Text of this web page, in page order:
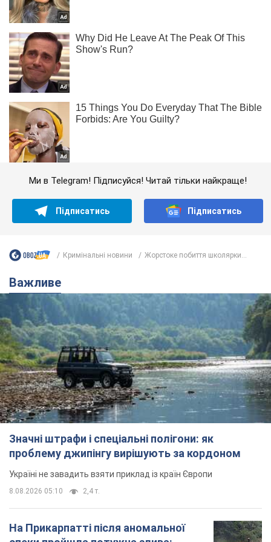
Ми в Telegram! Підписуйся! Читай тільки найкраще!
Підписатись Підписатись
Кримінальні новини Жорстоке побиття школярки...
Важливе
Значні штрафи і спеціальні полігони: як
проблему джипінгу вирішують за кордоном
Україні не завадить взяти приклад із країн Європи
8.08.2026 05:10 2,4 т.
На Прикарпатті після аномальної